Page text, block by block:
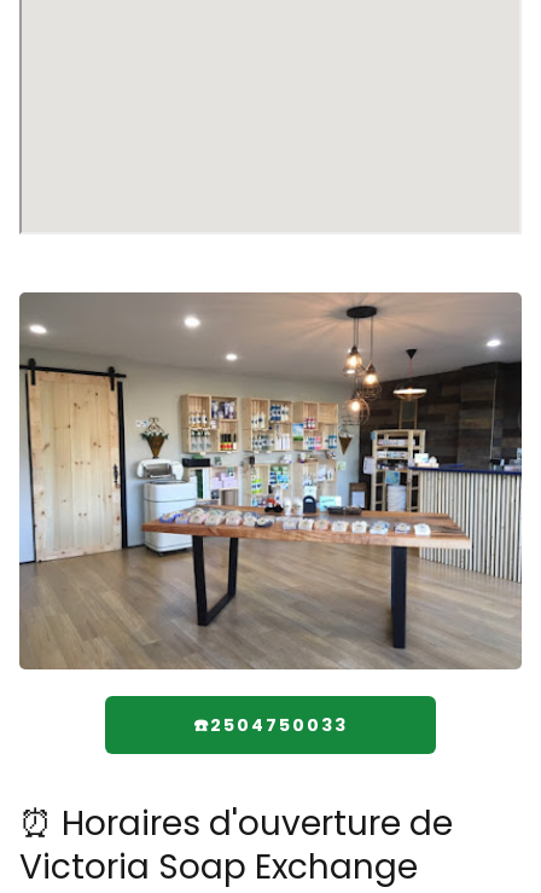
☎️2504750033
⏰ Horaires d'ouverture de
Victoria Soap Exchange